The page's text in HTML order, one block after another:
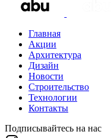
Главная
Акции
Архитектура
Дизайн
Новости
Строительство
Технологии
Контакты
Подписывайтесь на нас